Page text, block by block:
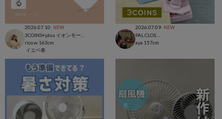
2026.07.10 NEW
rico.w 163cm
イエベ春
2026.07.09 NEW
PAL CLOSET店
aya 157cm